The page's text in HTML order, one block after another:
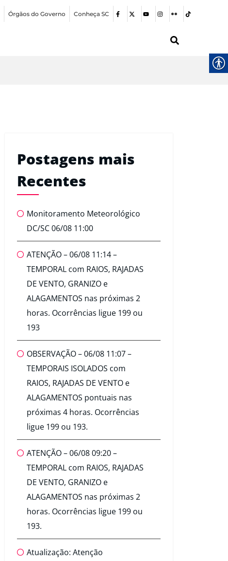
Órgãos do Governo Conheça SC
Postagens mais
Recentes
Monitoramento Meteorológico
DC/SC 06/08 11:00
ATENÇÃO – 06/08 11:14 –
TEMPORAL com RAIOS, RAJADAS
DE VENTO, GRANIZO e
ALAGAMENTOS nas próximas 2
horas. Ocorrências ligue 199 ou
193
OBSERVAÇÃO – 06/08 11:07 –
TEMPORAIS ISOLADOS com
RAIOS, RAJADAS DE VENTO e
ALAGAMENTOS pontuais nas
próximas 4 horas. Ocorrências
ligue 199 ou 193.
ATENÇÃO – 06/08 09:20 –
TEMPORAL com RAIOS, RAJADAS
DE VENTO, GRANIZO e
ALAGAMENTOS nas próximas 2
horas. Ocorrências ligue 199 ou
193.
Atualização: Atenção